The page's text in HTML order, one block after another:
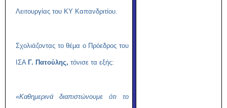
Λειτουργίας του ΚΥ Καπανδριτίου.
Σχολιάζοντας το θέμα ο Πρόεδρος του
ΙΣΑ Γ. Πατούλης, τόνισε τα εξής:
«Καθημερινά διαπιστώνουμε ότι το